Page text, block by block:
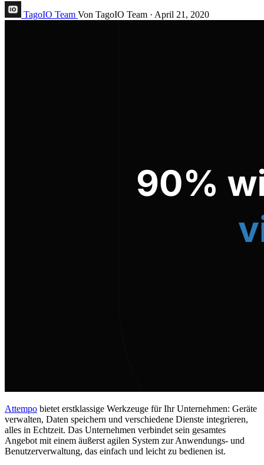
TagoIO Team Von TagoIO Team · April 21, 2020
Attempo bietet erstklassige Werkzeuge für Ihr Unternehmen: Geräte
verwalten, Daten speichern und verschiedene Dienste integrieren,
alles in Echtzeit. Das Unternehmen verbindet sein gesamtes
Angebot mit einem äußerst agilen System zur Anwendungs- und
Benutzerverwaltung, das einfach und leicht zu bedienen ist.